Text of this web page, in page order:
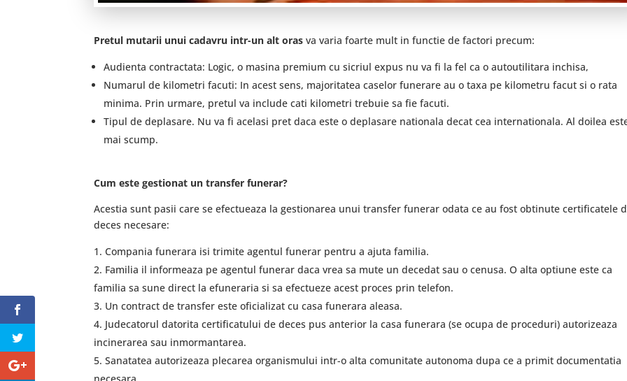
Pretul mutarii unui cadavru intr-un alt oras va varia foarte mult in functie de factori precum:
Audienta contractata: Logic, o masina premium cu sicriul expus nu va fi la fel ca o autoutilitara inchisa,
Numarul de kilometri facuti: In acest sens, majoritatea caselor funerare au o taxa pe kilometru facut si o rata
minima. Prin urmare, pretul va include cati kilometri trebuie sa fie facuti.
Tipul de deplasare. Nu va fi acelasi pret daca este o deplasare nationala decat cea internationala. Al doilea
mai scump.
Cum este gestionat un transfer funerar?
Acestia sunt pasii care se efectueaza la gestionarea unui transfer funerar odata ce au fost obtinute certificatele
deces necesare:
Compania funerara isi trimite agentul funerar pentru a ajuta familia.
Familia il informeaza pe agentul funerar daca vrea sa mute un decedat sau o cenusa. O alta optiune este ca
familia sa sune direct la efuneraria si sa efectueze acest proces prin telefon.
Un contract de transfer este oficializat cu casa funerara aleasa.
Judecatorul datorita certificatului de deces pus anterior la casa funerara (se ocupa de proceduri) autorizeaza
incinerarea sau inmormantarea.
Sanatatea autorizeaza plecarea organismului intr-o alta comunitate autonoma dupa ce a primit documentatia